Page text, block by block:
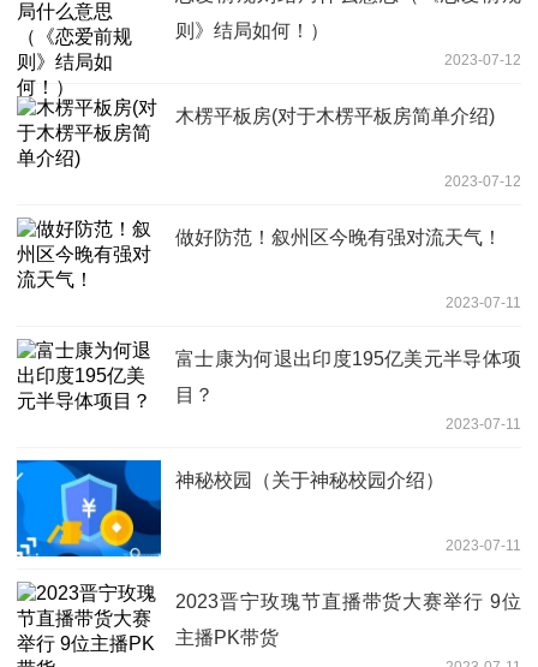
则》结局如何！）
2023-07-12
木楞平板房(对于木楞平板房简单介绍)
2023-07-12
做好防范！叙州区今晚有强对流天气！
2023-07-11
富士康为何退出印度195亿美元半导体项
目？
2023-07-11
神秘校园（关于神秘校园介绍）
2023-07-11
2023晋宁玫瑰节直播带货大赛举行 9位
主播PK带货